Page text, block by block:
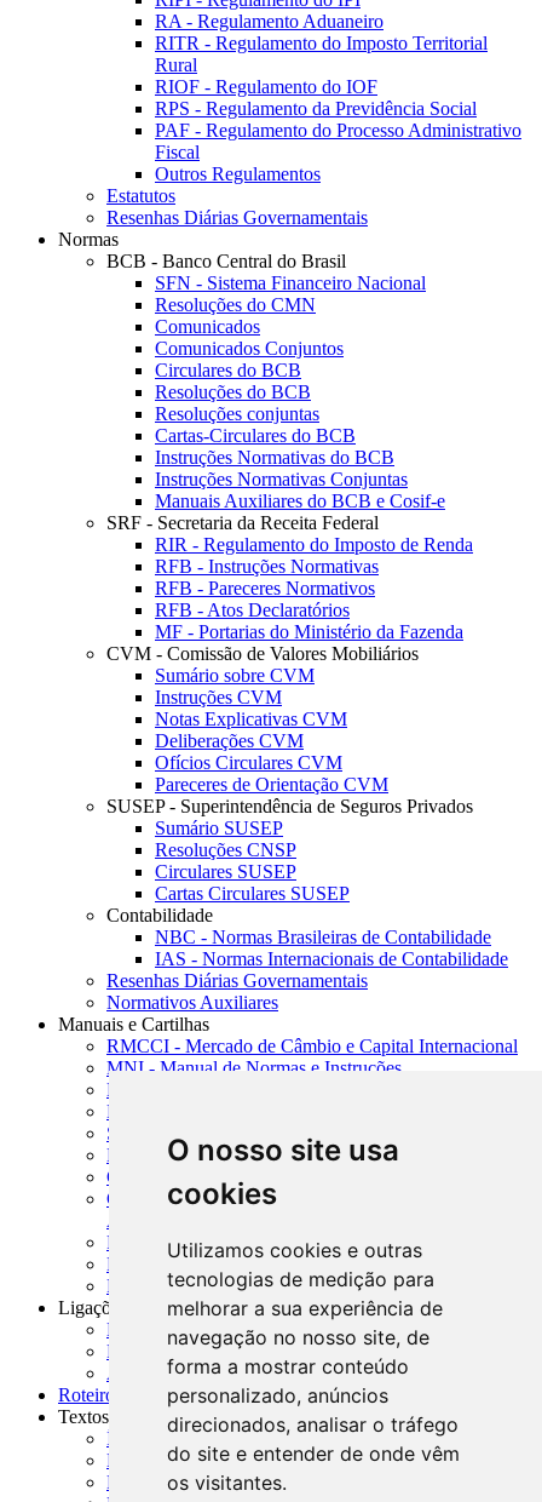
O nosso site usa
cookies
Utilizamos cookies e outras
tecnologias de medição para
melhorar a sua experiência de
navegação no nosso site, de
forma a mostrar conteúdo
personalizado, anúncios
direcionados, analisar o tráfego
do site e entender de onde vêm
os visitantes.
RA - Regulamento Aduaneiro
RITR - Regulamento do Imposto Territorial
Rural
RIOF - Regulamento do IOF
RPS - Regulamento da Previdência Social
PAF - Regulamento do Processo Administrativo
Fiscal
Outros Regulamentos
Estatutos
Resenhas Diárias Governamentais
Normas
BCB - Banco Central do Brasil
SFN - Sistema Financeiro Nacional
Resoluções do CMN
Comunicados
Comunicados Conjuntos
Circulares do BCB
Resoluções do BCB
Resoluções conjuntas
Cartas-Circulares do BCB
Instruções Normativas do BCB
Instruções Normativas Conjuntas
Manuais Auxiliares do BCB e Cosif-e
SRF - Secretaria da Receita Federal
RIR - Regulamento do Imposto de Renda
RFB - Instruções Normativas
RFB - Pareceres Normativos
RFB - Atos Declaratórios
MF - Portarias do Ministério da Fazenda
CVM - Comissão de Valores Mobiliários
Sumário sobre CVM
Instruções CVM
Notas Explicativas CVM
Deliberações CVM
Ofícios Circulares CVM
Pareceres de Orientação CVM
SUSEP - Superintendência de Seguros Privados
Sumário SUSEP
Resoluções CNSP
Circulares SUSEP
Cartas Circulares SUSEP
Contabilidade
NBC - Normas Brasileiras de Contabilidade
IAS - Normas Internacionais de Contabilidade
Resenhas Diárias Governamentais
Normativos Auxiliares
Manuais e Cartilhas
RMCCI - Mercado de Câmbio e Capital Internacional
MNI - Manual de Normas e Instruções
MTVM - Manual de Títulos e Valores Mobiliários
MCR - Manual de Crédito Rural
SISORF - Manual de Organização do SFN
MASUP - Manual de Supervisão Bancária
CADOC - Catálogo de Documentos
CNAE-CONCLA - Classificação Nacional de
Atividades Econômicas
PMF - Cartilhas do BCB
Manuais Auxiliares do BCB e Cosif-e
Resenhas Diárias Governamentais
Ligações Externas
Links Úteis
Presidência da República
Agências Nacionais Reguladoras
Roteiros para Estudos
Textos
Índice de Textos
Editorial
Monografias